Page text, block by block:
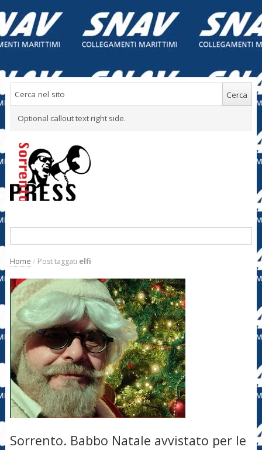
Optional callout text right side.
Home / Post taggati elfi
Sorrento. Babbo Natale avvistato per le